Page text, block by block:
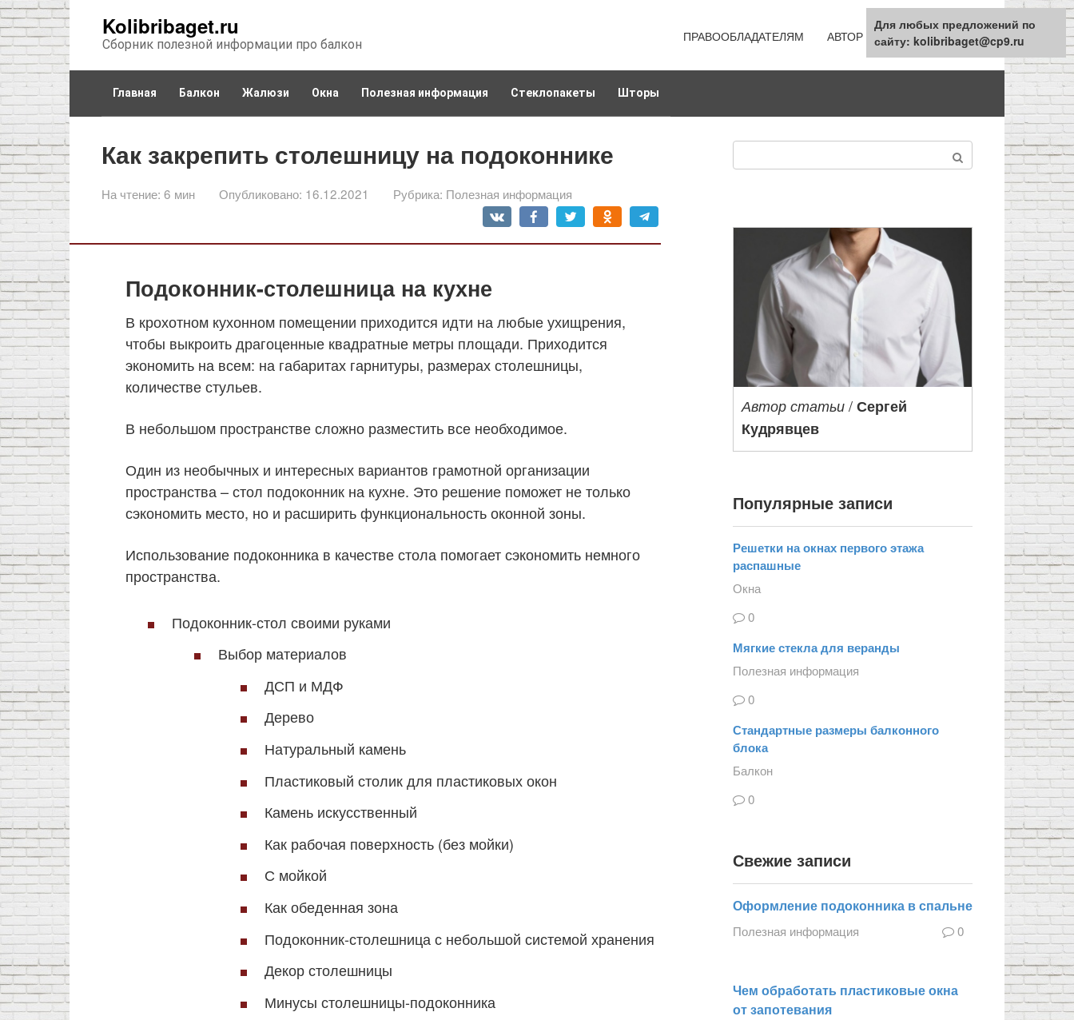
Перейти
к
контенту
Kolibribaget.ru
Сборник полезной информации про балкон
ПРАВООБЛАДАТЕЛЯМ АВТОР КАРТА САЙТА
Главная Балкон Жалюзи Окна Полезная информация Стеклопакеты Шторы
Как закрепить столешницу на подоконнике
На чтение: 6 мин Опубликовано: 16.12.2021 Рубрика: Полезная информация
Подоконник-столешница на кухне
В крохотном кухонном помещении приходится идти на любые ухищрения,
чтобы выкроить драгоценные квадратные метры площади. Приходится
экономить на всем: на габаритах гарнитуры, размерах столешницы,
количестве стульев.
В небольшом пространстве сложно разместить все необходимое.
Один из необычных и интересных вариантов грамотной организации
пространства – стол подоконник на кухне. Это решение поможет не только
сэкономить место, но и расширить функциональность оконной зоны.
Использование подоконника в качестве стола помогает сэкономить немного
пространства.
Подоконник-стол своими руками
Выбор материалов
ДСП и МДФ
Дерево
Натуральный камень
Пластиковый столик для пластиковых окон
Камень искусственный
Как рабочая поверхность (без мойки)
С мойкой
Как обеденная зона
Подоконник-столешница с небольшой системой хранения
Декор столешницы
Минусы столешницы-подоконника
Автор статьи /Сергей
Кудрявцев
Популярные записи
Решетки на окнах первого этажа
распашные
Окна
0
Мягкие стекла для веранды
Полезная информация
0
Стандартные размеры балконного
блока
Балкон
0
Свежие записи
Оформление подоконника в спальне
Полезная информация 0
Чем обработать пластиковые окна
от запотевания
Для любых предложений по
сайту: kolibribaget@cp9.ru